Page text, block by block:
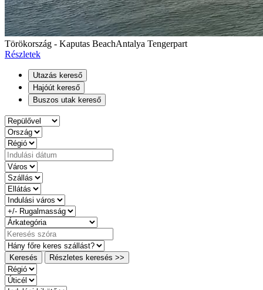
Törökország - Kaputas BeachAntalya Tengerpart
Részletek
Utazás kereső
Hajóút kereső
Buszos utak kereső
Keresés Részletes keresés >>